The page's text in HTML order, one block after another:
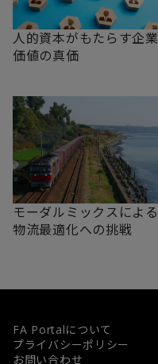
人的資本がもたらす企業
価値の真価
モーダルミックスによる
物流最適化への挑戦
FA Portalについて
プライバシーポリシー
お問い合わせ